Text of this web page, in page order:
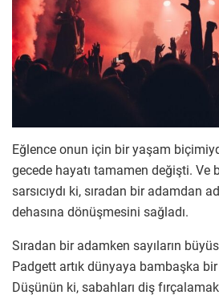
Eğlence onun için bir yaşam
gecede hayatı tamamen değişti. Ve
sarsıcıydı ki, sıradan bir adamdan
dehasına dönüşmesini sağladı.
Sıradan bir adamken sayıların
Padgett artık dünyaya bambaşka bir
Düşünün ki, sabahları diş